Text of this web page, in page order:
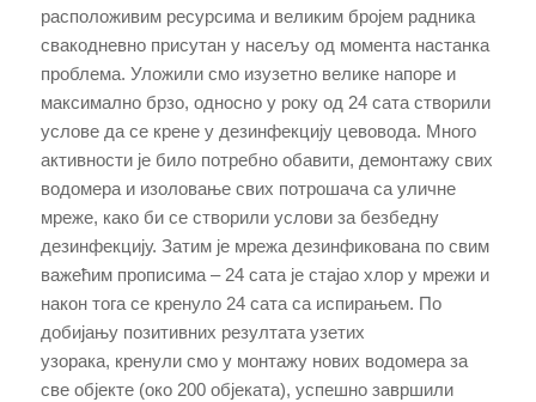
расположивим ресурсима и великим бројем радника
свакодневно присутан у насељу од момента настанка
проблема. Уложили смо изузетно велике напоре и
максимално брзо, односно у року од 24 сата створили
услове да се крене у дезинфекцију цевовода. Много
активности је било потребно обавити, демонтажу свих
водомера и изоловање свих потрошача са уличне
мреже, како би се створили услови за безбедну
дезинфекцију. Затим је мрежа дезинфикована по свим
важећим прописима – 24 сата је стајао хлор у мрежи и
након тога се кренуло 24 сата са испирањем. По
добијању позитивних резултата узетих
узорака, кренули смо у монтажу нових водомера за
све објекте (око 200 објеката), успешно завршили